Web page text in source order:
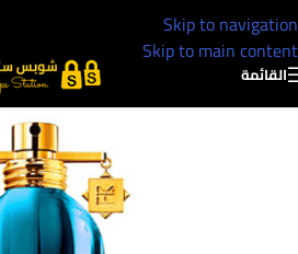
Skip to navigation
Skip to main content
القائمة